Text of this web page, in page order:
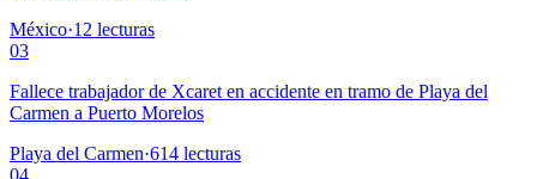
México·12 lecturas
03
Fallece trabajador de Xcaret en accidente en tramo de Playa del
Carmen a Puerto Morelos
Playa del Carmen·614 lecturas
04